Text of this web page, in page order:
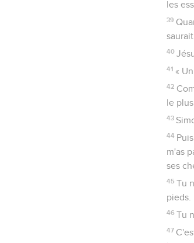
les
39
40
41 «
42
le plus
43
44
m'as
ses
45 Tu
pieds.
46 Tu
47